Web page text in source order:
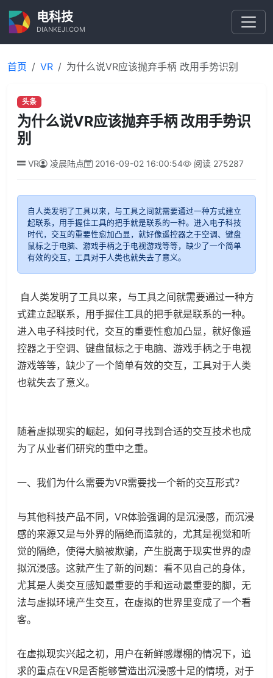
电科技
DIANKEJI.COM
首页 VR 为什么说VR应该抛弃手柄 改用手势识别
头条
为什么说VR应该抛弃手柄 改用手势识
别
VR 凌晨陆点 2016-09-02 16:00:54 阅读 275287
自人类发明了工具以来，与工具之间就需要通过一种方式建立
起联系，用手握住工具的把手就是联系的一种。进入电子科技
时代，交互的重要性愈加凸显，就好像遥控器之于空调、键盘
鼠标之于电脑、游戏手柄之于电视游戏等等，缺少了一个简单
有效的交互，工具对于人类也就失去了意义。
自人类发明了工具以来，与工具之间就需要通过一种方
式建立起联系，用手握住工具的把手就是联系的一种。
进入电子科技时代，交互的重要性愈加凸显，就好像遥
控器之于空调、键盘鼠标之于电脑、游戏手柄之于电视
游戏等等，缺少了一个简单有效的交互，工具对于人类
也就失去了意义。
随着虚拟现实的崛起，如何寻找到合适的交互技术也成
为了从业者们研究的重中之重。
一、我们为什么需要为VR需要找一个新的交互形式？
与其他科技产品不同，VR体验强调的是沉浸感，而沉浸
感的来源又是与外界的隔绝而造就的，尤其是视觉和听
觉的隔绝，使得大脑被欺骗，产生脱离于现实世界的虚
拟沉浸感。这就产生了新的问题：看不见自己的身体，
尤其是人类交互感知最重要的手和运动最重要的脚，无
法与虚拟环境产生交互，在虚拟的世界里变成了一个看
客。
在虚拟现实兴起之初，用户在新鲜感爆棚的情况下，追
求的重点在VR是否能够营造出沉浸感十足的情境，对于